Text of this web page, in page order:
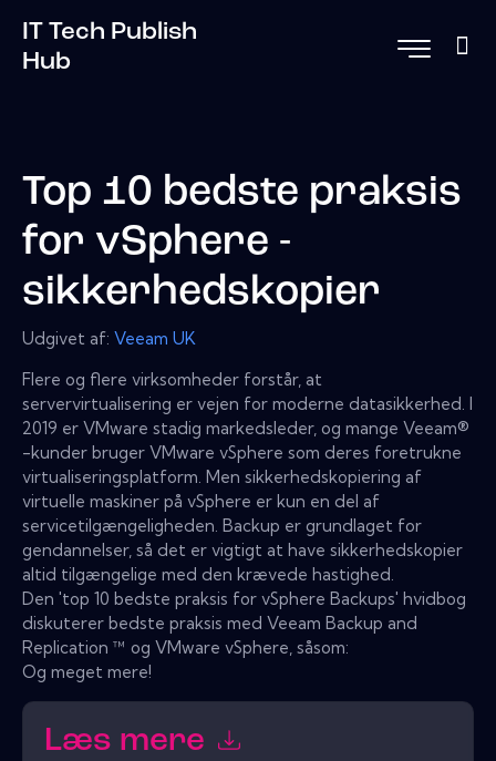
IT Tech Publish
Hub
Top 10 bedste praksis
for vSphere -
sikkerhedskopier
Udgivet af: Veeam UK
Flere og flere virksomheder forstår, at
servervirtualisering er vejen for moderne datasikkerhed. I
2019 er VMware stadig markedsleder, og mange Veeam®
-kunder bruger VMware vSphere som deres foretrukne
virtualiseringsplatform. Men sikkerhedskopiering af
virtuelle maskiner på vSphere er kun en del af
servicetilgængeligheden. Backup er grundlaget for
gendannelser, så det er vigtigt at have sikkerhedskopier
altid tilgængelige med den krævede hastighed.
Den 'top 10 bedste praksis for vSphere Backups' hvidbog
diskuterer bedste praksis med Veeam Backup and
Replication ™ og VMware vSphere, såsom:
Og meget mere!
Læs mere